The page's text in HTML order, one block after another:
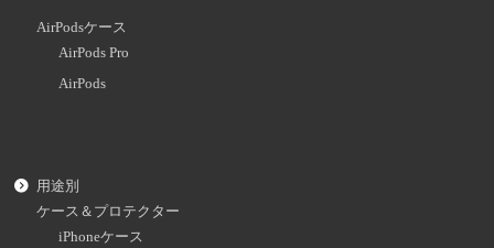
AirPodsケース
AirPods Pro
AirPods
用途別
ケース＆プロテクター
iPhoneケース